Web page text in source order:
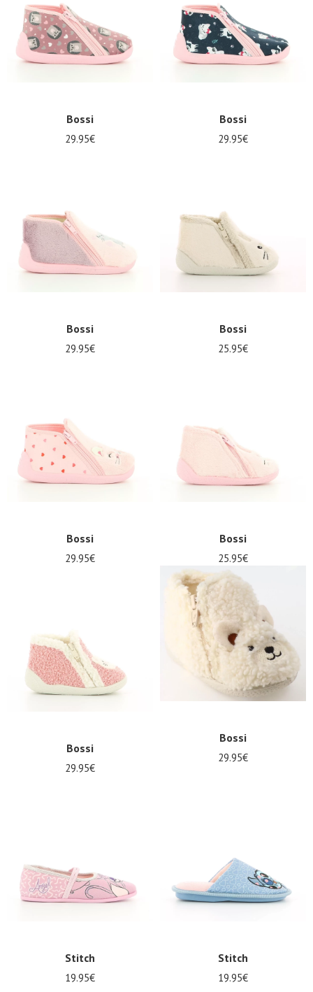
Bossi
29.95€
Bossi
29.95€
Bossi
29.95€
Bossi
25.95€
Bossi
29.95€
Bossi
25.95€
Bossi
29.95€
Bossi
29.95€
Stitch
19.95€
Stitch
19.95€